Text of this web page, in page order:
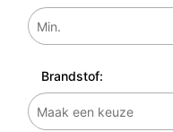
Brandstof: